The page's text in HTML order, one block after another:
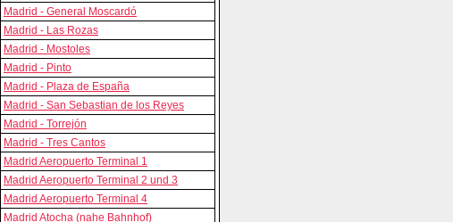
Madrid - General Moscardó
Madrid - Las Rozas
Madrid - Mostoles
Madrid - Pinto
Madrid - Plaza de España
Madrid - San Sebastian de los Reyes
Madrid - Torrejón
Madrid - Tres Cantos
Madrid Aeropuerto Terminal 1
Madrid Aeropuerto Terminal 2 und 3
Madrid Aeropuerto Terminal 4
Madrid Atocha (nahe Bahnhof)